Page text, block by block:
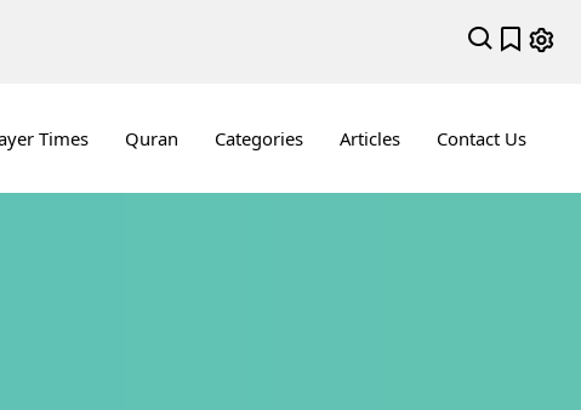
Times Quran Categories Articles Contact Us